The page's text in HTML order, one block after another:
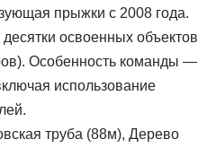
прыжки с 2008 года.
освоенных объектов
Особенность команды —
использование
труба (88м), Дерево